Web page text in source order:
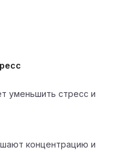
уменьшить стресс и
концентрацию и